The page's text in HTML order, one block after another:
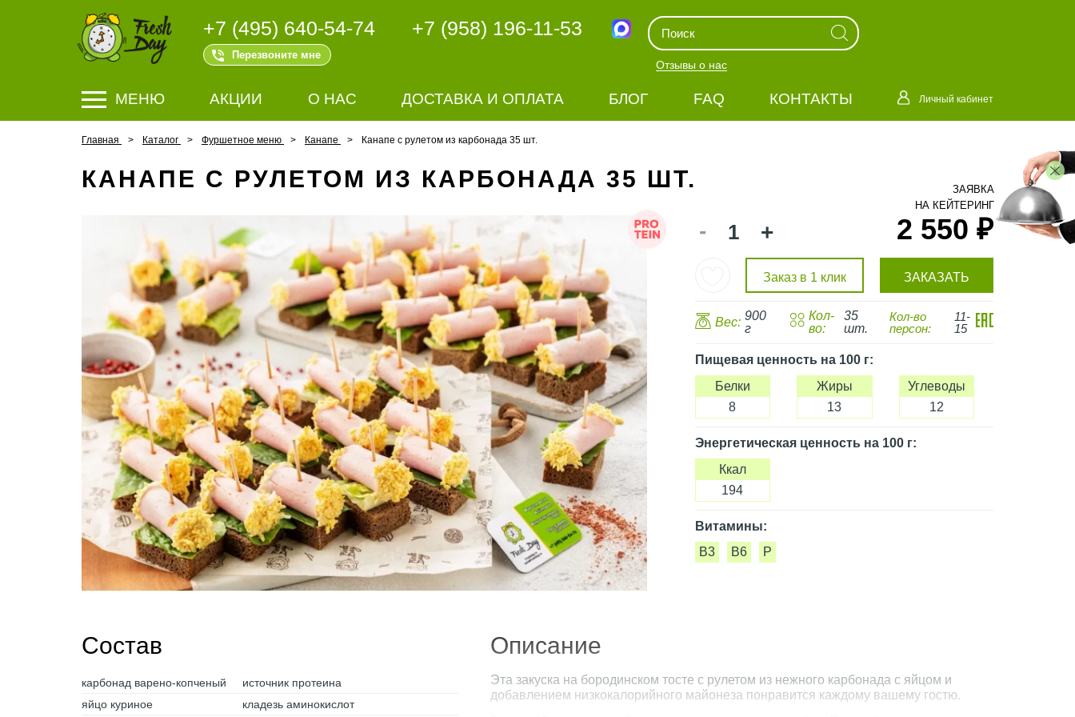
+7 (495) 640-54-74
Перезвоните мне
+7 (958) 196-11-53
Отзывы о нас
МЕНЮ АКЦИИ О НАС ДОСТАВКА И ОПЛАТА БЛОГ FAQ КОНТАКТЫ Личный кабинет
Главная Каталог Фуршетное меню Канапе Канапе с рулетом из карбонада 35 шт.
КАНАПЕ С РУЛЕТОМ ИЗ КАРБОНАДА 35 ШТ.
- + 2 550 ₽
Заказ в 1 клик ЗАКАЗАТЬ
Вес: 900
г
Кол-
во:
35
шт.
Кол-во
персон:
11-
15
Пищевая ценностьна 100 г:
Белки
8
Жиры
13
Углеводы
12
Энергетическая ценностьна 100 г:
Ккал
194
Витамины:
B3
B6 P
Состав
карбонад варено-копченый
источник протеина
яйцо куриное
кладезь аминокислот
Описание
Эта закуска на бородинском тосте с рулетом из нежного карбонада с яйцом и
добавлением низкокалорийного майонеза понравится каждому вашему гостю.
ЗАЯВКА
НА КЕЙТЕРИНГ